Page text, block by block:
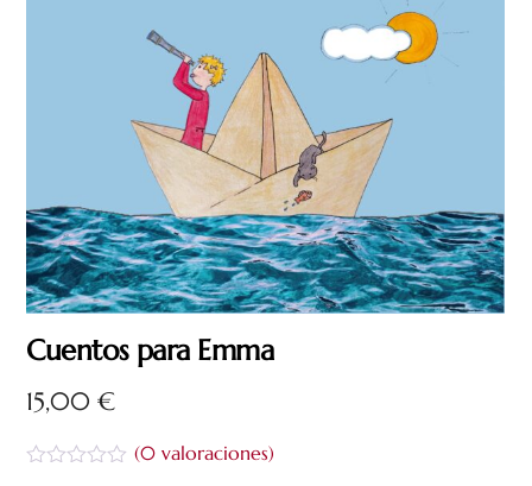
Cuentos para Emma
15,00€
(0valoraciones)